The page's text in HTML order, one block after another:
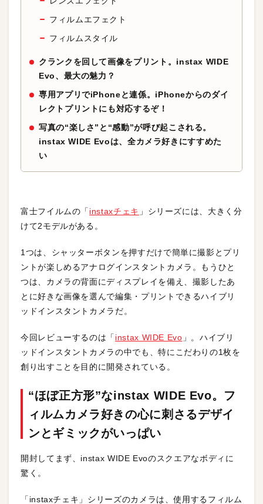
フィルムエフェクト
フィルムスタイル
クランクを回して画像をプリント。instax WIDE
Evo、最大の魅力？
専用アプリでiPhoneと連係。iPhoneからのダイ
レクトプリントにも対応するぞ！
写真の“楽しさ”と“感動”が呼び起こされる。
instax WIDE Evoは、全カメラ好きにすすめた
い
富士フイルムの「 instaxチェキ 」シリーズには、大きく分
けて2モデルがある。
1つは、シャッターボタンを押すだけで簡単に撮影とプリ
ントが楽しめるアナログインスタントカメラ。もうひと
つは、カメラの背面にディスプレイを備え、撮影したあ
とに好きな画像を選んで編集・プリントできるハイブリ
ッドインスタントカメラだ。
今回レビューするのは「 instax WIDE Evo 」。ハイブリ
ッドインスタントカメラの中でも、特にこだわりの1枚を
創り出すことを目的に開発されている。
“ほぼ正方形”なinstax WIDE Evo。フ
ィルムカメラ好きの心に刺さるデザイ
ンとギミックがいっぱい
開封してまず、instax WIDE Evoのスクエアなボディに
驚く。
「instaxチェキ」シリーズのカメラは、使用するフィルム